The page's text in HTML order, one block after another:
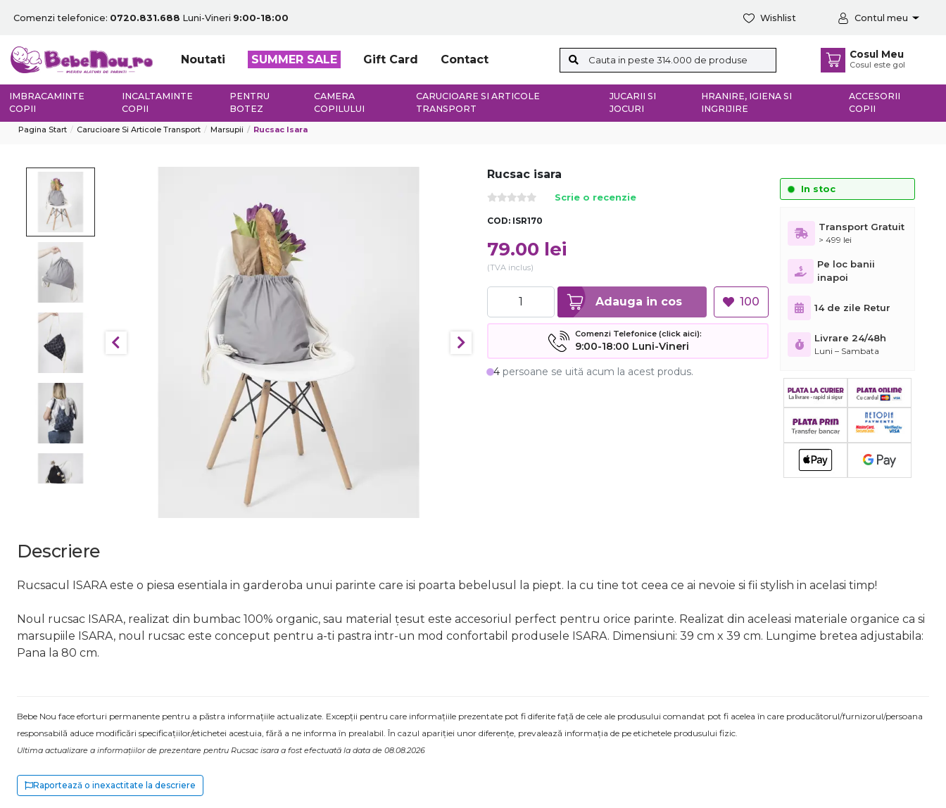
Comenzi telefonice: 0720.831.688 Luni-Vineri 9:00-18:00 Wishlist Contul meu
Noutati SUMMER SALE Gift Card Contact Cosul Meu
Cosul este gol
IMBRACAMINTE
COPII
INCALTAMINTE
COPII
PENTRU
BOTEZ
CAMERA
COPILULUI
CARUCIOARE SI ARTICOLE
TRANSPORT
JUCARII SI
JOCURI
HRANIRE, IGIENA SI
INGRIJIRE
ACCESORII
COPII
Pagina Start Carucioare Si Articole Transport Marsupii Rucsac Isara
Rucsac isara
Scrie o recenzie
COD: ISR170
79.00 lei
(TVA inclus)
Adauga in cos 100
Comenzi Telefonice (click aici):
9:00-18:00 Luni-Vineri
4 persoane se uită acum la acest produs.
In stoc
Transport Gratuit
> 499 lei
Pe loc banii
inapoi
14 de zile Retur
Livrare 24/48h
Luni – Sambata
Descriere
Rucsacul ISARA este o piesa esentiala in garderoba unui parinte care isi poarta bebelusul la piept. Ia cu tine tot ceea ce ai nevoie si fii stylish in acelasi timp!
Noul rucsac ISARA, realizat din bumbac 100% organic, sau material țesut este accesoriul perfect pentru orice parinte. Realizat din aceleasi materiale organice ca si
marsupiile ISARA, noul rucsac este conceput pentru a-ti pastra intr-un mod confortabil produsele ISARA. Dimensiuni: 39 cm x 39 cm. Lungime bretea adjustabila:
Pana la 80 cm.
Bebe Nou face eforturi permanente pentru a păstra informațiile actualizate. Excepții pentru care informațiile prezentate pot fi diferite față de cele ale produsului comandat pot fi acelea în care producătorul/furnizorul/persoana
responsabilă aduce modificări specificațiilor/etichetei acestuia, fără a ne informa în prealabil. În cazul apariției unor diferențe, prevalează informația de pe etichetele produsului fizic.
Ultima actualizare a informațiilor de prezentare pentru Rucsac isara a fost efectuată la data de 08.08.2026
Raportează o inexactitate la descriere